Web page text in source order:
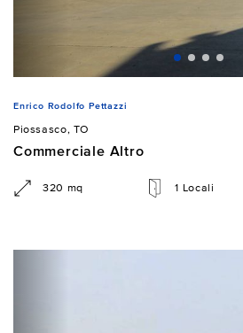
Enrico Rodolfo Pettazzi
Piossasco, TO
Commerciale Altro
320 mq 1 Locali